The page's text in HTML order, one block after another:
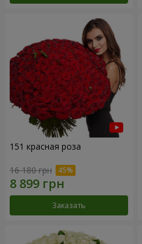
151 красная роза
16 180 грн
Заказать